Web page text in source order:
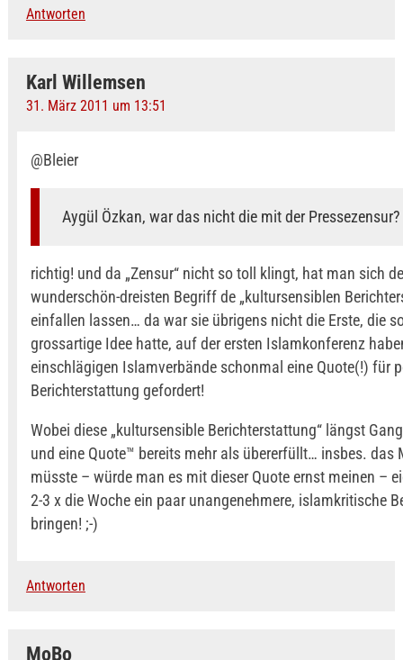
Antworten
Karl Willemsen
31. März 2011 um 13:51
@Bleier
Aygül Özkan, war das nicht die mit der Pressezensur?
richtig! und da „Zensur“ nicht so toll klingt, hat man sich
wunderschön-dreisten Begriff de „kultursensiblen
einfallen lassen… da war sie übrigens nicht die Erste, die
grossartige Idee hatte, auf der ersten Islamkonferenz
einschlägigen Islamverbände schonmal eine Quote(!) für
Berichterstattung gefordert!
Wobei diese „kultursensible Berichterstattung“ längst
und eine Quote™ bereits mehr als übererfüllt… insbes. das
müsste – würde man es mit dieser Quote ernst meinen –
2-3 x die Woche ein paar unangenehmere, islamkritische
bringen! ;-)
Antworten
MoBo